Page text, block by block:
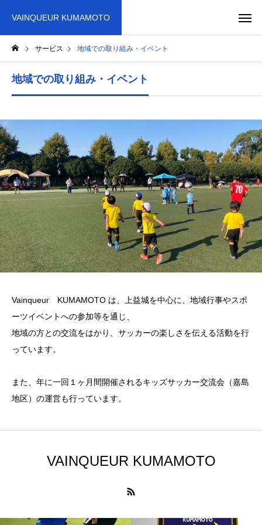
VAINQUEUR KUMAMOTO
サービス 地域での取り組み・イベント
地域での取り組み・イベント
Vainqueur KUMAMOTO は、上益城を中心に、地域行事やスポ
ーツイベントへの参加等を通じ、
地域の方との交流をはかり、サッカーの楽しさを伝える活動を行
っています。
また、年に一回１ヶ月間開催されるキッズサッカー交流会（嘉島
地区）の運営も行っています。
VAINQUEUR KUMAMOTO